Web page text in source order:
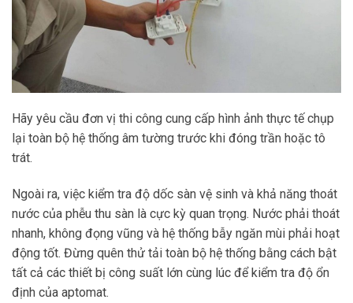
Hãy yêu cầu đơn vị thi công cung cấp hình ảnh thực tế chụp
lại toàn bộ hệ thống âm tường trước khi đóng trần hoặc tô
trát.
Ngoài ra, việc kiểm tra độ dốc sàn vệ sinh và khả năng thoát
nước của phễu thu sàn là cực kỳ quan trọng. Nước phải thoát
nhanh, không đọng vũng và hệ thống bẫy ngăn mùi phải hoạt
động tốt. Đừng quên thử tải toàn bộ hệ thống bằng cách bật
tất cả các thiết bị công suất lớn cùng lúc để kiểm tra độ ổn
định của aptomat.